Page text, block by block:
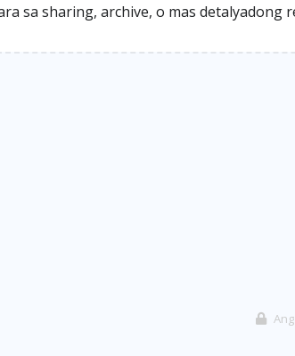
sa sharing, archive, o mas